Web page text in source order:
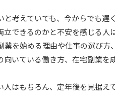
と考えていても、今からでも遅
できるのかと不安を感じる人
業を始める理由や仕事の選び
向いている働き方、在宅副業を
人はもちろん、定年後を見据え